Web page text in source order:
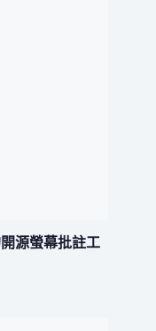
源螢幕批註工